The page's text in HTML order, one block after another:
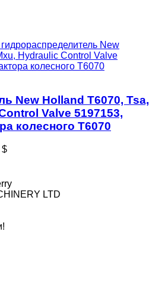
гидрораспределитель New
Hydraulic Control Valve
колесного T6070
New Holland T6070, Tsa,
Valve 5197153,
колесного T6070
$
LTD